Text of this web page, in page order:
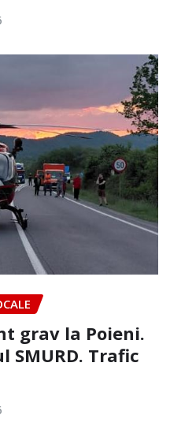
grav la Poieni.
Trafic